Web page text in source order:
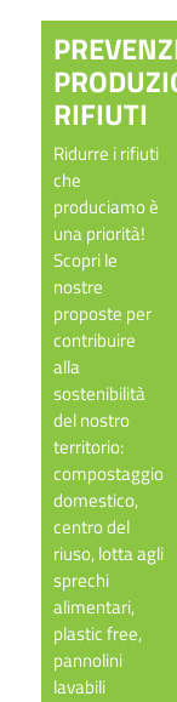
RIFIUTI
Ridurre i rifiuti
che
produciamo è
una priorità!
Scopri le
nostre
proposte per
contribuire
alla
sostenibilità
del nostro
territorio:
compostaggio
domestico,
centro del
riuso, lotta agli
sprechi
alimentari,
plastic free,
pannolini
lavabili